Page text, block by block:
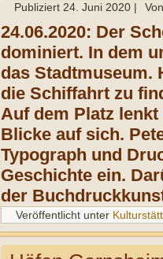
Publiziert 24. Juni 2020 | Von
24.06.2020: Der
dominiert. In dem
das Stadtmuseum.
die Schiffahrt zu
Auf dem Platz
Blicke auf sich.
Typograph und
Geschichte ein.
der
Veröffentlicht unter